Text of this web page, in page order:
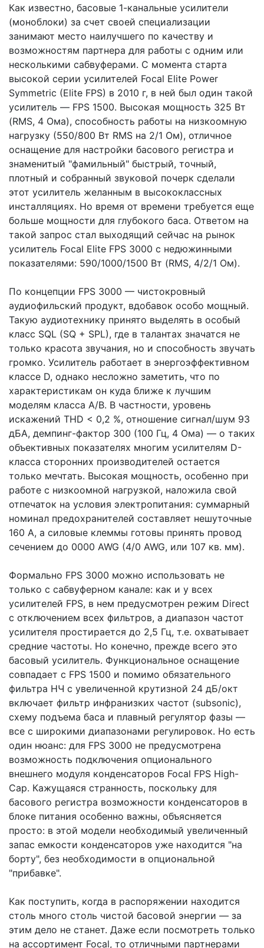
Как известно, басовые 1-канальные усилители
(моноблоки) за счет своей специализации
занимают место наилучшего по качеству и
возможностям партнера для работы с одним или
несколькими сабвуферами. С момента старта
высокой серии усилителей Focal Elite Power
Symmetric (Elite FPS) в 2010 г, в ней был один такой
усилитель — FPS 1500. Высокая мощность 325 Вт
(RMS, 4 Ома), способность работы на низкоомную
нагрузку (550/800 Вт RMS на 2/1 Ом), отличное
оснащение для настройки басового регистра и
знаменитый "фамильный" быстрый, точный,
плотный и собранный звуковой почерк сделали
этот усилитель желанным в высококлассных
инсталляциях. Но время от времени требуется еще
больше мощности для глубокого баса. Ответом на
такой запрос стал выходящий сейчас на рынок
усилитель Focal Elite FPS 3000 с недюжинными
показателями: 590/1000/1500 Вт (RMS, 4/2/1 Ом).
По концепции FPS 3000 — чистокровный
аудиофильский продукт, вдобавок особо мощный.
Такую аудиотехнику принято выделять в особый
класс SQL (SQ + SPL), где в талантах значатся не
только красота звучания, но и способность звучать
громко. Усилитель работает в энергоэффективном
классе D, однако несложно заметить, что по
характеристикам он куда ближе к лучшим
моделям класса A/B. В частности, уровень
искажений THD < 0,2 %, отношение сигнал/шум 93
дБА, демпинг-фактор 300 (100 Гц, 4 Ома) — о таких
объективных показателях многим усилителям D-
класса сторонних производителей остается
только мечтать. Высокая мощность, особенно при
работе с низкоомной нагрузкой, наложила свой
отпечаток на условия электропитания: суммарный
номинал предохранителей составляет нешуточные
160 А, а силовые клеммы готовы принять провод
сечением до 0000 AWG (4/0 AWG, или 107 кв. мм).
Формально FPS 3000 можно использовать не
только с сабвуферном канале: как и у всех
усилителей FPS, в нем предусмотрен режим Direct
с отключением всех фильтров, а диапазон частот
усилителя простирается до 2,5 Гц, т.е. охватывает
средние частоты. Но конечно, прежде всего это
басовый усилитель. Функциональное оснащение
совпадает с FPS 1500 и помимо обязательного
фильтра НЧ с увеличенной крутизной 24 дБ/окт
включает фильтр инфранизких частот (subsonic),
схему подъема баса и плавный регулятор фазы —
все с широкими диапазонами регулировок. Но есть
один нюанс: для FPS 3000 не предусмотрена
возможность подключения опционального
внешнего модуля конденсаторов Focal FPS High-
Cap. Кажущаяся странность, поскольку для
басового регистра возможности конденсаторов в
блоке питания особенно важны, объясняется
просто: в этой модели необходимый увеличенный
запас емкости конденсаторов уже находится "на
борту", без необходимости в опциональной
"прибавке".
Как поступить, когда в распоряжении находится
столь много столь чистой басовой энергии — за
этим дело не станет. Даже если посмотреть только
на ассортимент Focal, то отличными партнерами